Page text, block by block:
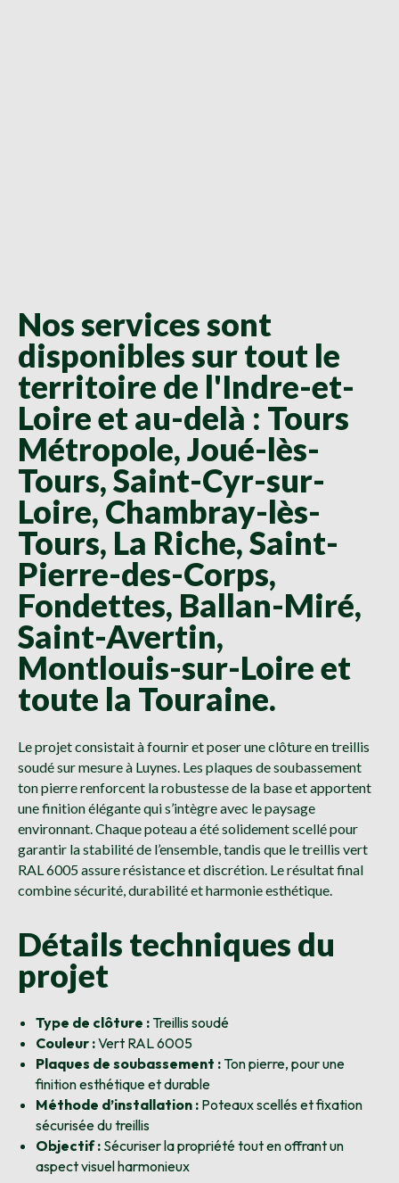
Nos services sont
disponibles sur tout le
territoire de l'Indre-et-
Loire et au-delà : Tours
Métropole, Joué-lès-
Tours, Saint-Cyr-sur-
Loire, Chambray-lès-
Tours, La Riche, Saint-
Pierre-des-Corps,
Fondettes, Ballan-Miré,
Saint-Avertin,
Montlouis-sur-Loire et
toute la Touraine.
Le projet consistait à fournir et poser une clôture en treillis
soudé sur mesure à Luynes. Les plaques de soubassement
ton pierre renforcent la robustesse de la base et apportent
une finition élégante qui s’intègre avec le paysage
environnant. Chaque poteau a été solidement scellé pour
garantir la stabilité de l’ensemble, tandis que le treillis vert
RAL 6005 assure résistance et discrétion. Le résultat final
combine sécurité, durabilité et harmonie esthétique.
Détails techniques du
projet
Type de clôture : Treillis soudé
Couleur :Vert RAL 6005
Plaques de soubassement : Ton pierre, pour une
finition esthétique et durable
Méthode d’installation : Poteaux scellés et fixation
sécurisée du treillis
Objectif : Sécuriser la propriété tout en offrant un
aspect visuel harmonieux